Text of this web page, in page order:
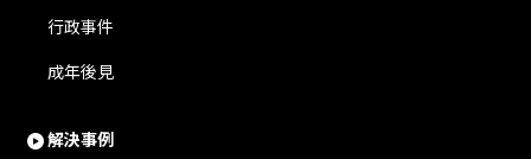
行政事件
成年後見
解決事例